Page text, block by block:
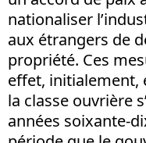
nationaliser
aux étrangers de
propriété. Ces
effet, initialement,
la classe ouvrière
années soixante-